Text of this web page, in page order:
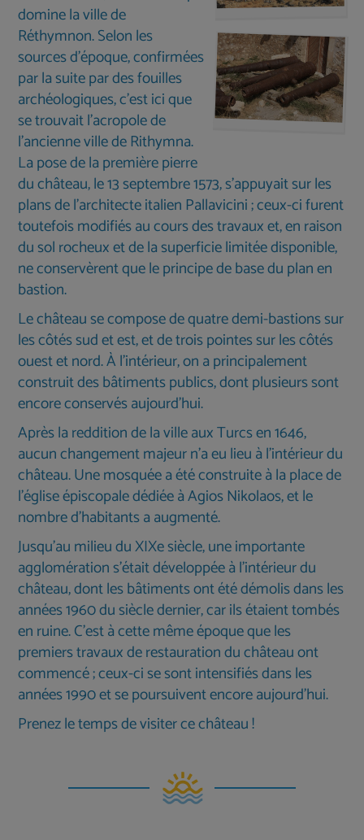
domine la ville de
Réthymnon. Selon les
sources d'époque, confirmées
par la suite par des fouilles
archéologiques, c'est ici que
se trouvait l'acropole de
l'ancienne ville de Rithymna.
La pose de la première pierre
du château, le 13 septembre 1573, s'appuyait sur les
plans de l'architecte italien Pallavicini ; ceux-ci furent
toutefois modifiés au cours des travaux et, en raison
du sol rocheux et de la superficie limitée disponible,
ne conservèrent que le principe de base du plan en
bastion.
Le château se compose de quatre demi-bastions sur
les côtés sud et est, et de trois pointes sur les côtés
ouest et nord. À l’intérieur, on a principalement
construit des bâtiments publics, dont plusieurs sont
encore conservés aujourd’hui.
Après la reddition de la ville aux Turcs en 1646,
aucun changement majeur n’a eu lieu à l’intérieur du
château. Une mosquée a été construite à la place de
l’église épiscopale dédiée à Agios Nikolaos, et le
nombre d’habitants a augmenté.
Jusqu'au milieu du XIXe siècle, une importante
agglomération s'était développée à l'intérieur du
château, dont les bâtiments ont été démolis dans les
années 1960 du siècle dernier, car ils étaient tombés
en ruine. C'est à cette même époque que les
premiers travaux de restauration du château ont
commencé ; ceux-ci se sont intensifiés dans les
années 1990 et se poursuivent encore aujourd'hui.
Prenez le temps de visiter ce château !